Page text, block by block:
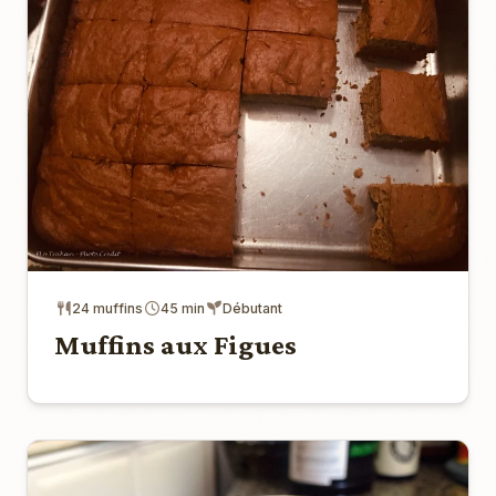
24 muffins 45 min Débutant
Muffins aux Figues